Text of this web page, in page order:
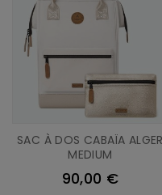
SAC À DOS CABAÏA ALGER
MEDIUM
90,00 €